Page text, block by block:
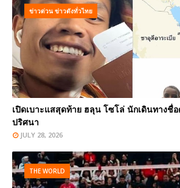
ข่าวด่วน ข่าวดังทั่วไทย
เปิดเบาะแสสุดท้าย ฮลุน โซโล่ นักเดินทางชื่
ปริศนา
JULY 28, 2026
THE WORLD